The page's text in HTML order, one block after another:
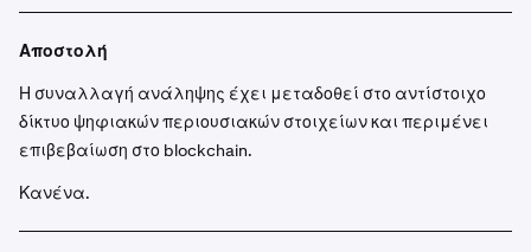
Αποστολή
Η συναλλαγή ανάληψης έχει μεταδοθεί στο αντίστοιχο
δίκτυο ψηφιακών περιουσιακών στοιχείων και περιμένει
επιβεβαίωση στο blockchain.
Κανένα.